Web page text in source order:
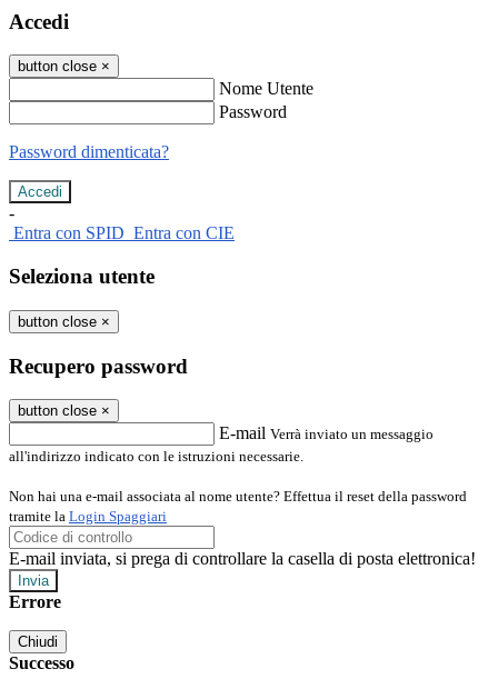
Accedi
button close ×
Nome Utente
Password
Password dimenticata?
-
Entra con SPID Entra con CIE
Seleziona utente
button close ×
Recupero password
button close ×
E-mail Verrà inviato un messaggio
all'indirizzo indicato con le istruzioni necessarie.
Non hai una e-mail associata al nome utente? Effettua il reset della password
tramite la Login Spaggiari
E-mail inviata, si prega di controllare la casella di posta elettronica!
Errore
Chiudi
Successo